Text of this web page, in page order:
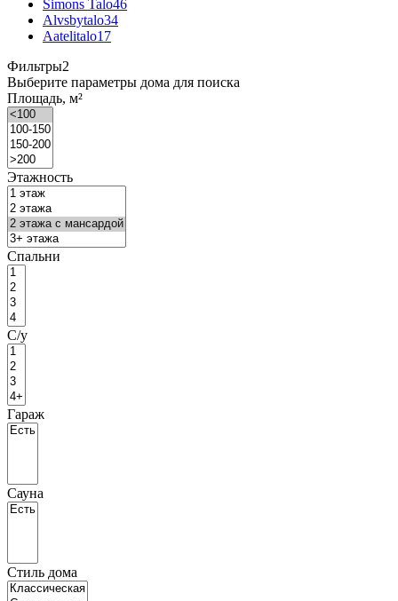
Simons Talo46
Alvsbytalo34
Aatelitalo17
Фильтры2
Выберите параметры дома для поиска
Площадь, м²
Этажность
Спальни
С/у
Гараж
Сауна
Стиль дома